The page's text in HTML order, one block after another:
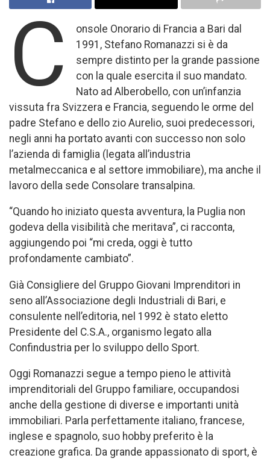
C
onsole Onorario di Francia a Bari dal
1991, Stefano Romanazzi si è da
sempre distinto per la grande passione
con la quale esercita il suo mandato.
Nato ad Alberobello, con un’infanzia
vissuta fra Svizzera e Francia, seguendo le orme del
padre Stefano e dello zio Aurelio, suoi predecessori,
negli anni ha portato avanti con successo non solo
l’azienda di famiglia (legata all’industria
metalmeccanica e al settore immobiliare), ma anche il
lavoro della sede Consolare transalpina.
“Quando ho iniziato questa avventura, la Puglia non
godeva della visibilità che meritava”, ci racconta,
aggiungendo poi “mi creda, oggi è tutto
profondamente cambiato”.
Già Consigliere del Gruppo Giovani Imprenditori in
seno all’Associazione degli Industriali di Bari, e
consulente nell’editoria, nel 1992 è stato eletto
Presidente del C.S.A., organismo legato alla
Confindustria per lo sviluppo dello Sport.
Oggi Romanazzi segue a tempo pieno le attività
imprenditoriali del Gruppo familiare, occupandosi
anche della gestione di diverse e importanti unità
immobiliari. Parla perfettamente italiano, francese,
inglese e spagnolo, suo hobby preferito è la
creazione grafica. Da grande appassionato di sport, è